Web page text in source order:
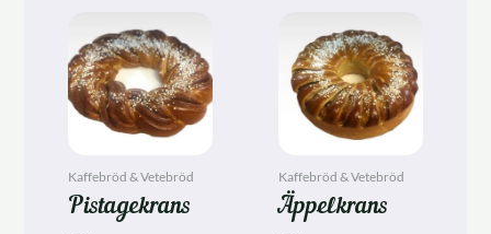
Kaffebröd & Vetebröd
Pistagekrans
Kaffebröd & Vetebröd
Äppelkrans